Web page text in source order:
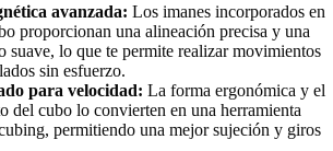
avanzada: Los imanes incorporados en
proporcionan una alineación precisa y una
suave, lo que te permite realizar movimientos
sin esfuerzo.
para velocidad: La forma ergonómica y el
del cubo lo convierten en una herramienta
permitiendo una mejor sujeción y giros